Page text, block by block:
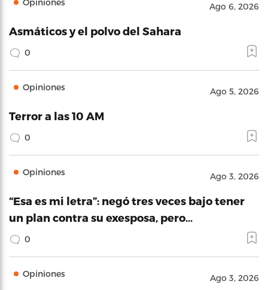
Opiniones Ago 6, 2026
Asmáticos y el polvo del Sahara
0
Opiniones Ago 5, 2026
Terror a las 10 AM
0
Opiniones Ago 3, 2026
“Esa es mi letra”: negó tres veces bajo tener
un plan contra su exesposa, pero…
0
Opiniones Ago 3, 2026